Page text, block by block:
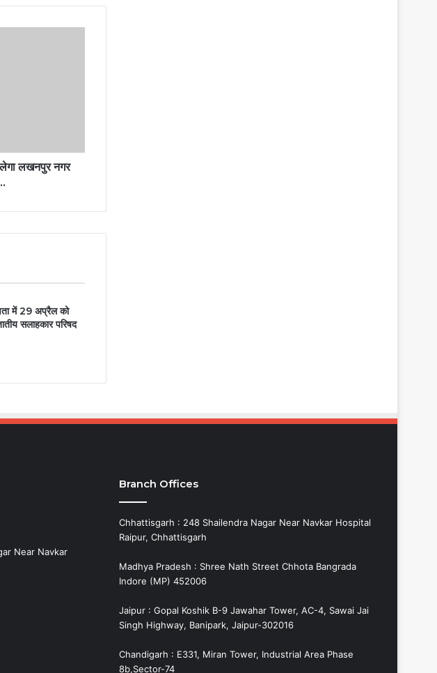
लखनपुर नगर
में 29 अप्रैल को
सलाहकार परिषद
Near Navkar
Branch Offices
Chhattisgarh : 248 Shailendra Nagar Near Navkar Hospital
Raipur, Chhattisgarh
Madhya Pradesh : Shree Nath Street Chhota Bangrada
Indore (MP) 452006
Jaipur : Gopal Koshik B-9 Jawahar Tower, AC-4, Sawai Jai
Singh Highway, Banipark, Jaipur-302016
Chandigarh : E331, Miran Tower, Industrial Area Phase
8b,Sector-74